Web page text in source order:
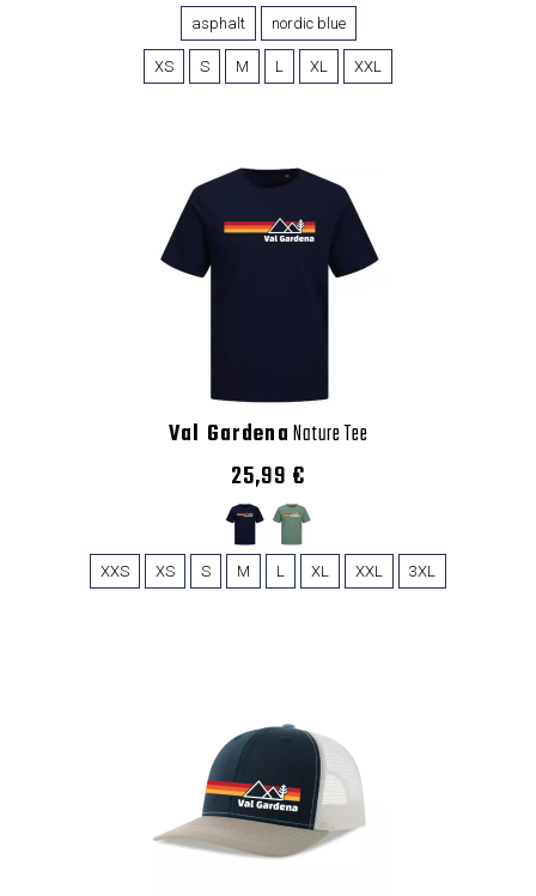
asphalt nordic blue
XS S M L XL XXL
Val GardenaNature Tee
25,99 €
XXS XS S M L XL XXL 3XL